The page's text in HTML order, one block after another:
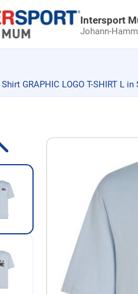
Intersport
Johann-
GRAPHIC LOGO T-SHIRT L in